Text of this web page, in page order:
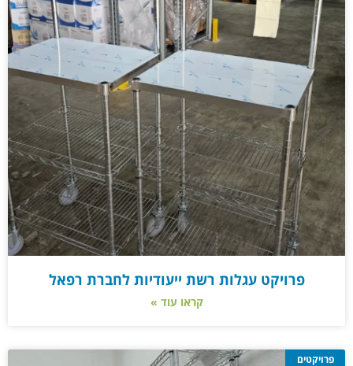
פרויקט עגלות רשת ייעודיות לחברת רפאל
קראו עוד »
פרויקטים